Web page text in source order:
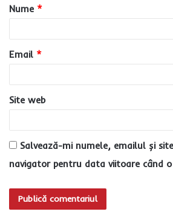
r
u
*
Nume *
Email *
Site web
Salvează-mi numele, emailul și
navigator pentru data viitoare când